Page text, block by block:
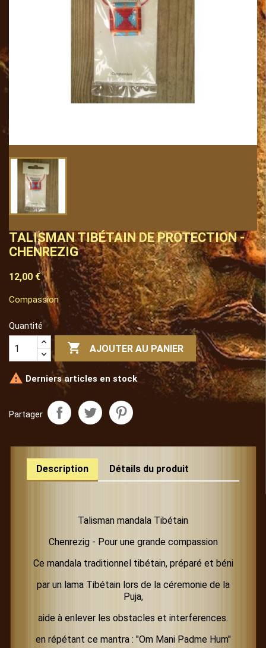
TALISMAN TIBÉTAIN DE PROTECTION -
CHENREZIG
12,00 €
Compassion
Quantité
 AJOUTER AU PANIER
 Derniers articles en stock
Partager
Description Détails du produit
Talisman mandala Tibétain
Chenrezig - Pour une grande compassion
Ce mandala traditionnel tibétain, préparé et béni
par un lama Tibétain lors de la céremonie de la
Puja,
aide à enlever les obstacles et interferences.
en répétant ce mantra : "Om Mani Padme Hum"